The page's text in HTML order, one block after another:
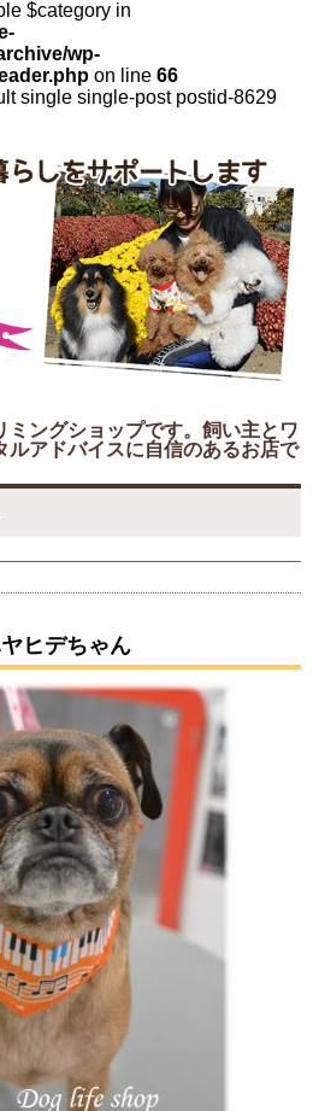
$category in
wp-
on line 66
single single-post postid-8629
ミングショップです。飼い主とワ
ルアドバイスに自信のあるお店で
ヒデちゃん